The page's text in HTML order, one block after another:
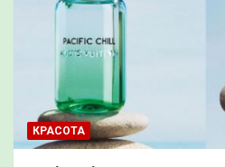
КРАСОТА